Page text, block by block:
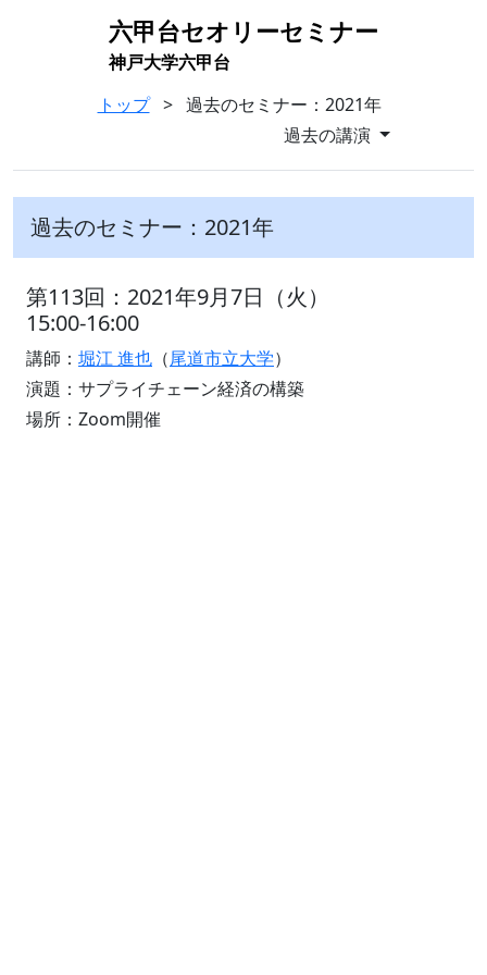
六甲台セオリーセミナー
神戸大学六甲台
トップ> 過去のセミナー：2021年
過去の講演
過去のセミナー：2021年
第113回：2021年9月7日（火）
15:00-16:00
講師： 堀江 進也 （尾道市立大学）
演題：サプライチェーン経済の構築
場所：Zoom開催